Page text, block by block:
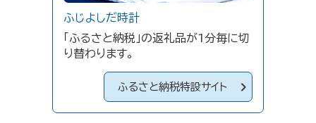
ふじよしだ時計
「ふるさと納税」の返礼品が1分毎に切
り替わります。
ふるさと納税特設サイト